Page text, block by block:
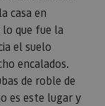
casa en
lo que fue la
el suelo
encalados.
de roble de
es este lugar y